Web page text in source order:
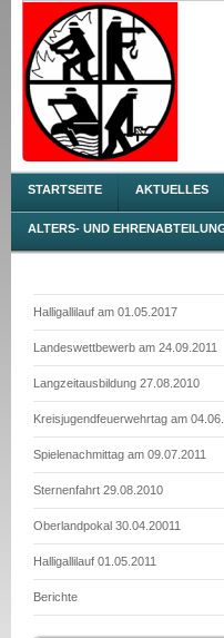
STARTSEITE AKTUELLES
ALTERS- UND
Halligallilauf am 01.05.2017
Landeswettbewerb am 24.09.2011
Langzeitausbildung 27.08.2010
Kreisjugendfeuerwehrtag am
Spielenachmittag am 09.07.2011
Sternenfahrt 29.08.2010
Oberlandpokal 30.04.20011
Halligallilauf 01.05.2011
Berichte